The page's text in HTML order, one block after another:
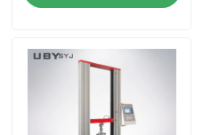
ensayos de
tracción que cumplen
con las normas ISO
fuerza máxima de